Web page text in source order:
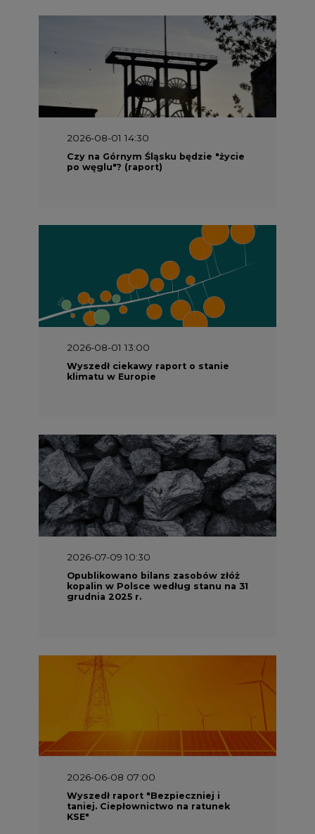
2026-08-01 14:30
Czy na Górnym Śląsku będzie "życie
po węglu"? (raport)
2026-08-01 13:00
Wyszedł ciekawy raport o stanie
klimatu w Europie
2026-07-09 10:30
Opublikowano bilans zasobów złóż
kopalin w Polsce według stanu na 31
grudnia 2025 r.
2026-06-08 07:00
Wyszedł raport "Bezpieczniej i
taniej. Ciepłownictwo na ratunek
KSE"